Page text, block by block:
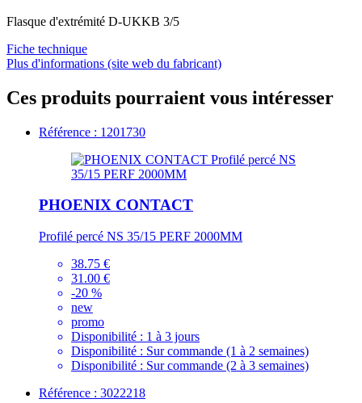
Flasque d'extrémité D-UKKB 3/5
Fiche technique
Plus d'informations (site web du fabricant)
Ces produits pourraient vous intéresser
Référence : 1201730
PHOENIX CONTACT
Profilé percé NS 35/15 PERF 2000MM
38.75 €
31.00 €
-20 %
new
promo
Disponibilité : 1 à 3 jours
Disponibilité : Sur commande (1 à 2 semaines)
Disponibilité : Sur commande (2 à 3 semaines)
Référence : 3022218